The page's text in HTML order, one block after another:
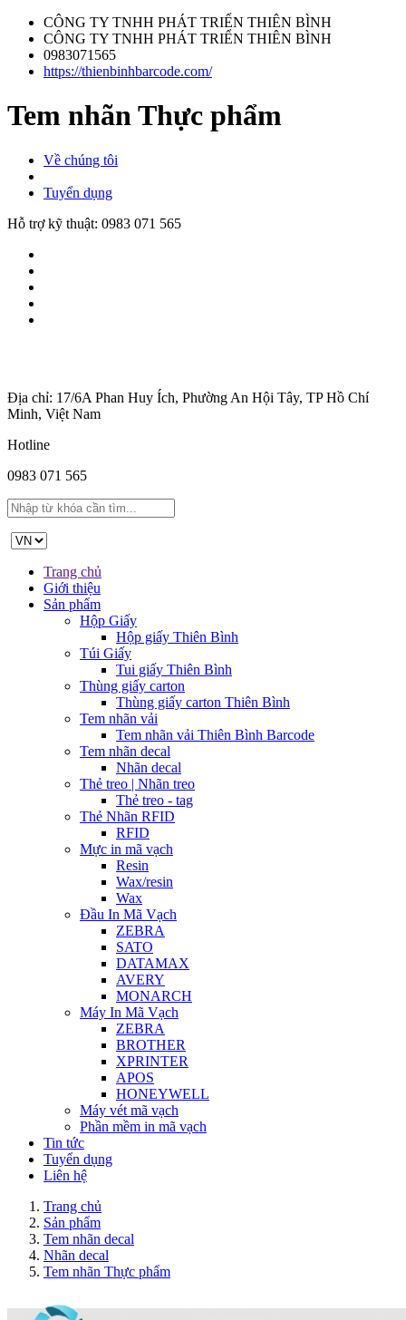
CÔNG TY TNHH PHÁT TRIỂN THIÊN BÌNH
CÔNG TY TNHH PHÁT TRIỂN THIÊN BÌNH
0983071565
https://thienbinhbarcode.com/
Tem nhãn Thực phẩm
Về chúng tôi
Tuyển dụng
Hỗ trợ kỹ thuật: 0983 071 565
Địa chỉ: 17/6A Phan Huy Ích, Phường An Hội Tây, TP Hồ Chí
Minh, Việt Nam
Hotline
0983 071 565
Trang chủ
Giới thiệu
Sản phẩm
Hộp Giấy
Hộp giấy Thiên Bình
Túi Giấy
Tui giấy Thiên Bình
Thùng giấy carton
Thùng giấy carton Thiên Bình
Tem nhãn vải
Tem nhãn vải Thiên Bình Barcode
Tem nhãn decal
Nhãn decal
Thẻ treo | Nhãn treo
Thẻ treo - tag
Thẻ Nhãn RFID
RFID
Mực in mã vạch
Resin
Wax/resin
Wax
Đầu In Mã Vạch
ZEBRA
SATO
DATAMAX
AVERY
MONARCH
Máy In Mã Vạch
ZEBRA
BROTHER
XPRINTER
APOS
HONEYWELL
Máy vét mã vạch
Phần mềm in mã vạch
Tin tức
Tuyển dụng
Liên hệ
Trang chủ
Sản phẩm
Tem nhãn decal
Nhãn decal
Tem nhãn Thực phẩm